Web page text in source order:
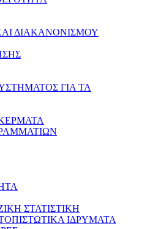
ΔΙΑΚΑΝΟΝΙΣΜΟΥ
ΓΙΑ ΤΑ
ΣΤΑΤΙΣΤΙΚΗ
ΙΔΡΥΜΑΤΑ